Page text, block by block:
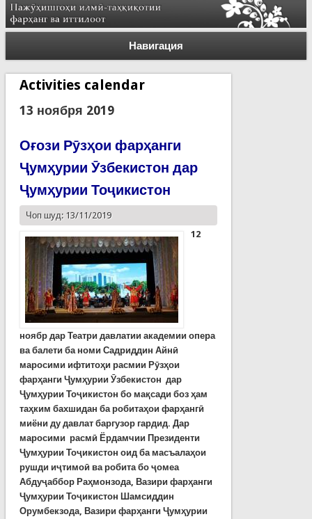
Навигация
Activities calendar
13 ноября 2019
Оғози Рӯзҳои фарҳанги
Ҷумҳурии Ӯзбекистон дар
Ҷумҳурии Тоҷикистон
Чоп шуд: 13/11/2019
12
ноябр дар Театри давлатии академии опера
ва балети ба номи Садриддин Айнӣ
маросими ифтитоҳи расмии Рӯзҳои
фарҳанги Ҷумҳурии Ӯзбекистон дар
Ҷумҳурии Тоҷикистон бо мақсади боз ҳам
таҳким бахшидан ба робитаҳои фарҳангӣ
миёни ду давлат баргузор гардид. Дар
маросими расмӣ Ёрдамчии Президенти
Ҷумҳурии Тоҷикистон оид ба масъалаҳои
рушди иҷтимоӣ ва робита бо ҷомеа
Абдуҷаббор Раҳмонзода, Вазири фарҳанги
Ҷумҳурии Тоҷикистон Шамсиддин
Орумбекзода, Вазири фарҳанги Ҷумҳурии